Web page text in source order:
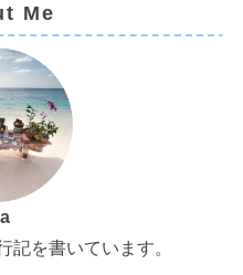
Me
記を書いています。